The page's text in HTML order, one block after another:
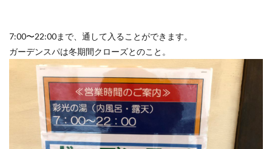
7:00〜22:00まで、通して入ることができます。
ガーデンスパは冬期間クローズとのこと。